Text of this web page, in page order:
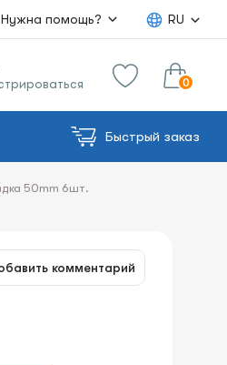
Нужна помощь? RU
0
Быстрый заказ
50mm 6шт.
комментарий